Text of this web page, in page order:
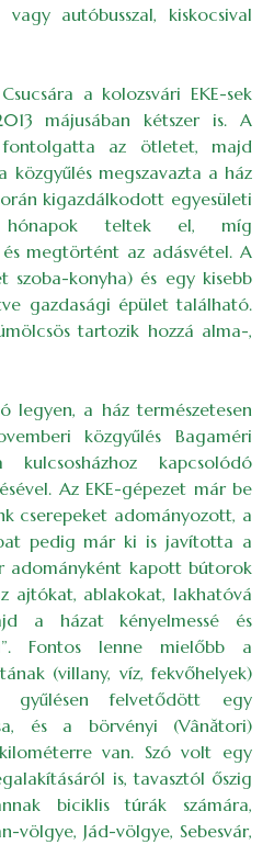
autóbusszal, kiskocsival
a kolozsvári EKE-sek
májusában kétszer is. A
az ötletet, majd
közgyűlés megszavazta a ház
kigazdálkodott egyesületi
hónapok teltek el, míg
megtörtént az adásvétel. A
szoba-konyha) és egy kisebb
gazdasági épület található.
tartozik hozzá alma-,
legyen, a ház természetesen
közgyűlés Bagaméri
kapcsolódó
Az EKE-gépezet már be
cserepeket adományozott, a
pedig már ki is javította a
adományként kapott bútorok
ajtókat, ablakokat, lakhatóvá
a házat kényelmessé és
Fontos lenne mielőbb a
(villany, víz, fekvőhelyek)
gyűlésen felvetődött egy
és a börvényi (Vânători)
van. Szó volt egy
is, tavasztól őszig
biciklis túrák számára,
völgye, Jád-völgye, Sebesvár,